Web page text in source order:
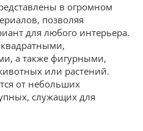
в огромном
позволяя
для любого интерьера.
а также фигурными,
или растений.
от небольших
служащих для